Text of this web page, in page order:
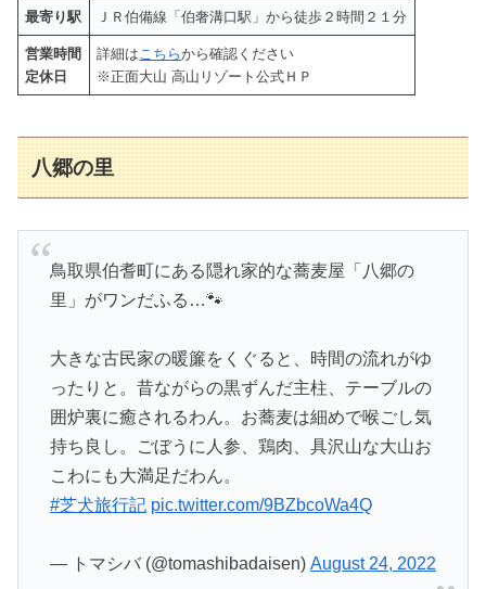
最寄り駅 ＪＲ伯備線「伯奢溝口駅」から徒歩２時間２１分
営業時間
定休日
詳細は こちらから確認ください
※正面大山 高山リゾート公式ＨＰ
八郷の里
鳥取県伯耆町にある隠れ家的な蕎麦屋「八郷の
里」がワンだふる…🐾
大きな古民家の暖簾をくぐると、時間の流れがゆ
ったりと。昔ながらの黒ずんだ主柱、テーブルの
囲炉裏に癒されるわん。お蕎麦は細めで喉ごし気
持ち良し。ごぼうに人参、鶏肉、具沢山な大山お
こわにも大満足だわん。
#芝犬旅行記 pic.twitter.com/9BZbcoWa4Q
— トマシバ (@tomashibadaisen) August 24, 2022